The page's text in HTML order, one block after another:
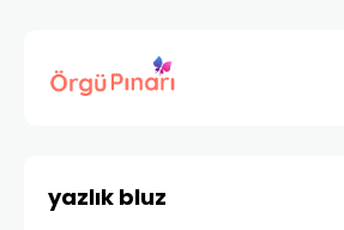
yazlık bluz